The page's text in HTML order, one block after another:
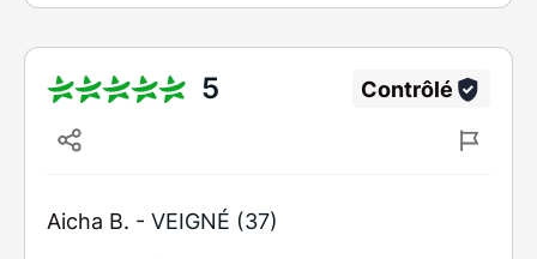
5 Contrôlé
Aicha B. - VEIGNÉ (37)